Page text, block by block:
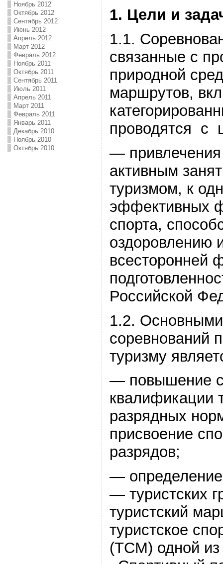
Ноябрь 2012
Октябрь 2012
Сентябрь 2012
Июнь 2012
Апрель 2012
Март 2012
Февраль 2012
Ноябрь 2011
Октябрь 2011
Сентябрь 2011
Июль 2011
Апрель 2011
Март 2011
Февраль 2011
Январь 2011
Декабрь 2010
Ноябрь 2010
Октябрь 2010
1. Цели и
1.1.
связанные с
природной
маршрутов,
проводятся с
— привлечения
активным
туризмом, к
эффективных
спорта,
оздоровлению
всесторонней
Российской
1.2.
соревнований
туризму
— повышение
квалификации
разрядных
присвоение
разрядов;
—
— туристских
туристский
туристское
(ТСМ) одной